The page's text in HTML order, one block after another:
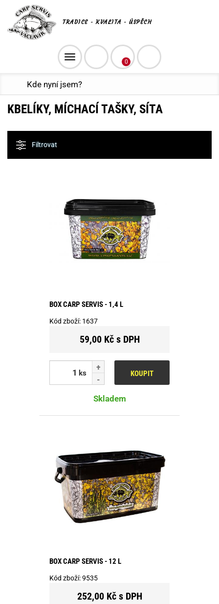
TRADICE - KVALITA - ÚSPĚCH
Toggle
navigation
0
Kde nyní jsem?
KBELÍKY, MÍCHACÍ TAŠKY, SÍTA
Filtrovat
BOX CARP SERVIS - 1,4 L
Kód zboží: 1637
59,00 Kč s DPH
ks KOUPIT
Skladem
BOX CARP SERVIS - 12 L
Kód zboží:9535
252,00 Kč s DPH